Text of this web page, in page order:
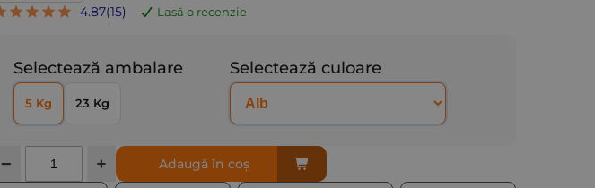
4.87(15) Lasă o recenzie
Selectează ambalare
5 Kg 23 Kg
Selectează culoare
− + Adaugă în coș